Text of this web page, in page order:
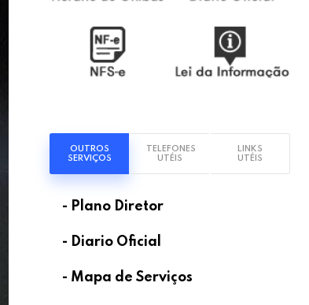
OUTROS
SERVIÇOS
TELEFONES
UTÉIS
LINKS
UTÉIS
- Plano Diretor
- Diario Oficial
- Mapa de Serviços